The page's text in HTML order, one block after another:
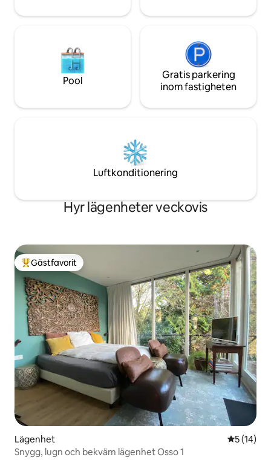
Pool
Gratis parkering
inom fastigheten
Luftkonditionering
Hyr lägenheter veckovis
Populär gästfavorit
Gästfavorit
Lägenhet 5 av 5 i
5 (14)
Snygg, lugn och bekväm lägenhet Osso 1